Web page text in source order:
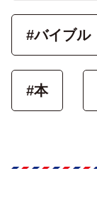
#バイブル
#本